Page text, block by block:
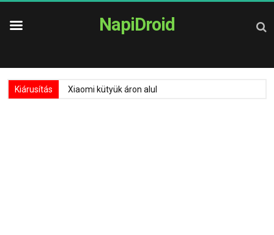
NapiDroid
Kiárusítás Xiaomi kütyük áron alul